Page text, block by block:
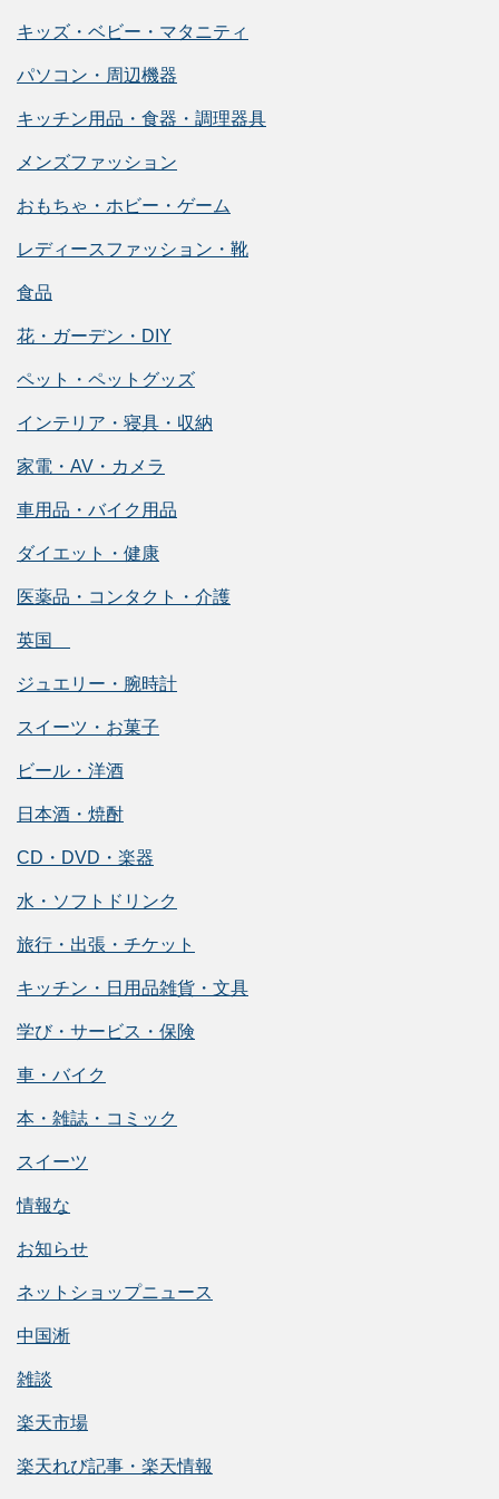
キッズ・ベビー・マタニティ
パソコン・周辺機器
キッチン用品・食器・調理器具
メンズファッション
おもちゃ・ホビー・ゲーム
レディースファッション・靴
食品
花・ガーデン・DIY
ペット・ペットグッズ
インテリア・寝具・収納
家電・AV・カメラ
車用品・バイク用品
ダイエット・健康
医薬品・コンタクト・介護
英国
ジュエリー・腕時計
スイーツ・お菓子
ビール・洋酒
日本酒・焼酎
CD・DVD・楽器
水・ソフトドリンク
旅行・出張・チケット
キッチン・日用品雑貨・文具
学び・サービス・保険
車・バイク
本・雑誌・コミック
スイーツ
情報な
お知らせ
ネットショップニュース
中国淅
雑談
楽天市場
楽天れび記事・楽天情報